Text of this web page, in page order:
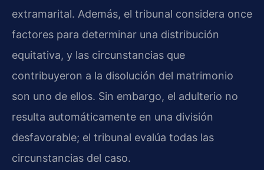
extramarital. Además, el tribunal considera once
factores para determinar una distribución
equitativa, y las circunstancias que
contribuyeron a la disolución del matrimonio
son uno de ellos. Sin embargo, el adulterio no
resulta automáticamente en una división
desfavorable; el tribunal evalúa todas las
circunstancias del caso.